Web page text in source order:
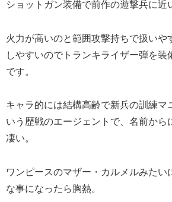
ショットガン装備で前作の遊撃兵に近
火力が高いのと範囲攻撃持ちで扱いや
しやすいのでトランキライザー弾を装
です。
キャラ的には結構高齢で新兵の訓練マ
いう歴戦のエージェントで、名前から
凄い。
ワンピースのマザー・カルメルみた
な事になったら胸熱。